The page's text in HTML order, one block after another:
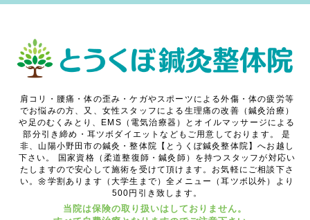
肩コリ・腰痛・体の歪み・ケガやスポーツによる外傷・体の疲労等
でお悩みの方、又、女性スタッフによる生理痛の改善（鍼灸治療）
や足のむくみとり、EMS（電気治療器）とオイルマッサージによる
部分引き締め・耳ツボダイエットなどもご用意しております。
是
非、山陽小野田市の鍼灸・整体院【とうくぼ鍼灸整体院】へお越し
下さい。
国家資格（柔道整復師・鍼灸師）を持つスタッフが対応い
たしますので安心して施術を受けて頂けます。お気軽にご相談下さ
い。🌼学割あります（大学生まで）全メニュー（耳ツボ以外）より
500円引き致します。
当院は保険の取り扱いはしておりません。